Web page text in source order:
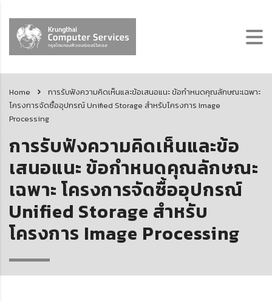
Home
การรับฟังความคิดเห็นและข้อเสนอแนะ ข้อกำหนดคุณลักษณะเฉพาะ
โครงการจัดซื้ออุปกรณ์ Unified Storage สำหรับโครงการ Image
Processing
การรับฟังความคิดเห็นและข้อ
เสนอแนะ ข้อกำหนดคุณลักษณะ
เฉพาะ โครงการจัดซื้ออุปกรณ์
Unified Storage สำหรับ
โครงการ Image Processing